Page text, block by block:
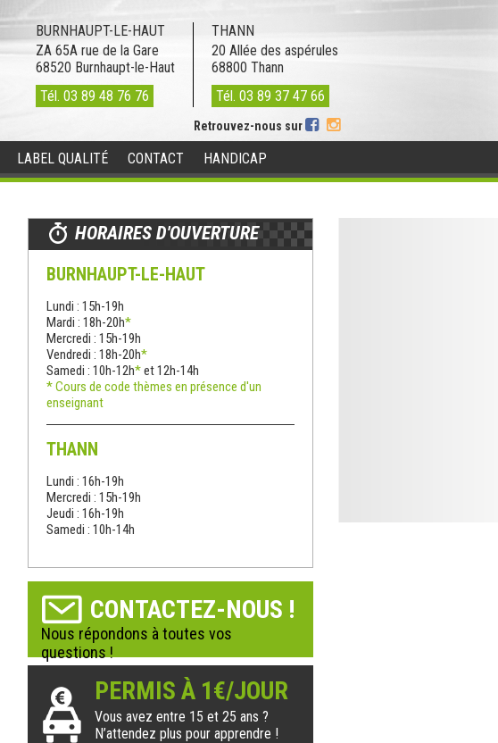
BURNHAUPT-LE-HAUT
ZA 65A rue de la Gare
68520 Burnhaupt-le-Haut
Tél. 03 89 48 76 76
THANN
20 Allée des aspérules
68800 Thann
Tél. 03 89 37 47 66
Retrouvez-nous sur
LABEL QUALITÉ CONTACT HANDICAP
HORAIRES D'OUVERTURE
BURNHAUPT-LE-HAUT
Lundi : 15h-19h
Mardi : 18h-20h*
Mercredi : 15h-19h
Vendredi : 18h-20h*
Samedi : 10h-12h*et 12h-14h
* Cours de code thèmes en présence d'un
enseignant
THANN
Lundi : 16h-19h
Mercredi : 15h-19h
Jeudi : 16h-19h
Samedi : 10h-14h
CONTACTEZ-NOUS !
Nous répondons à toutes vos
questions !
PERMIS À 1€/JOUR
Vous avez entre 15 et 25 ans ?
N’attendez plus pour apprendre !